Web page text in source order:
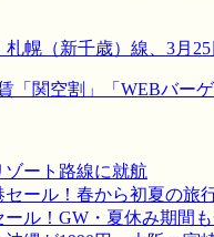
札幌（新千歳）線、3
「関空割」「WEBバー
ゾート路線に就航
ール！春から初夏の旅
ル！GW・夏休み期間